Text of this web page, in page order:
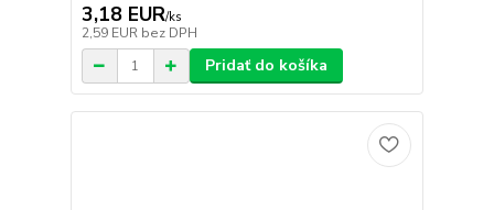
3,18 EUR/ks
2,59 EUR bez DPH
Pridať do košíka